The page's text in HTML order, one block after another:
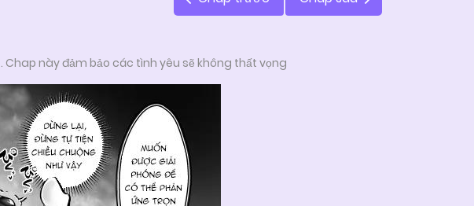
. Chap này đảm bảo các tình yêu sẽ không thất vọng